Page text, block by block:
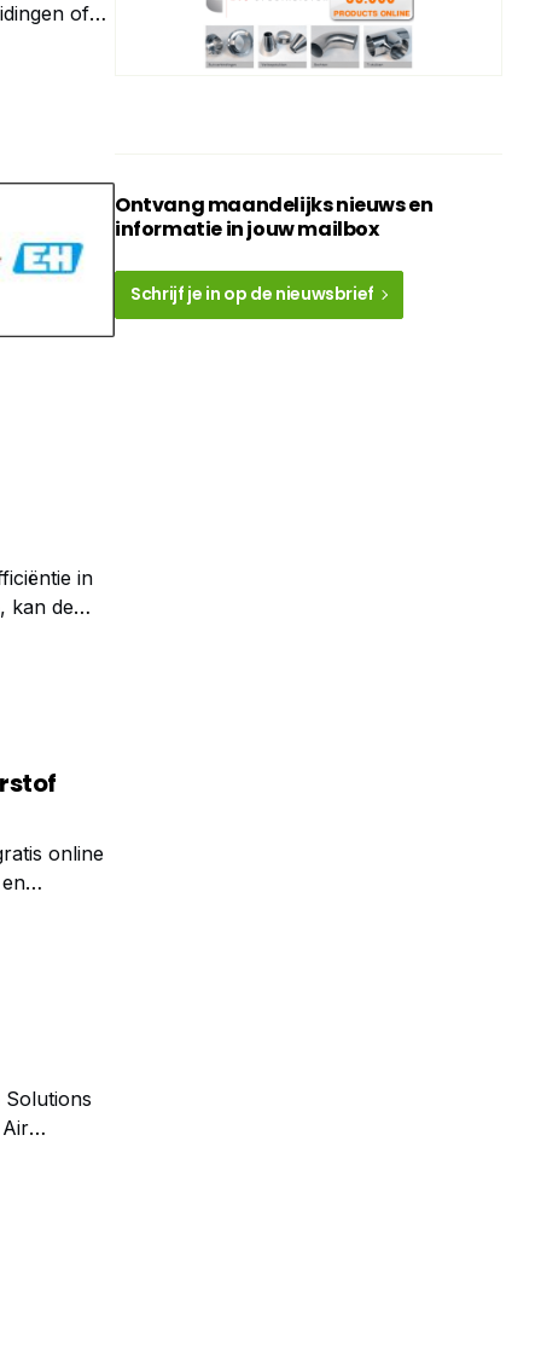
of
in
kan de
online
en
van
Ontvang maandelijks nieuws en
informatie in jouw mailbox
Schrijf je in op de nieuwsbrief